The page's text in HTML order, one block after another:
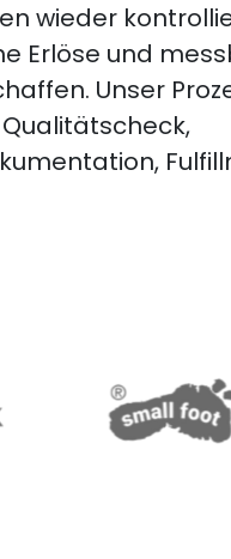
wieder
Erlöse und
Unser